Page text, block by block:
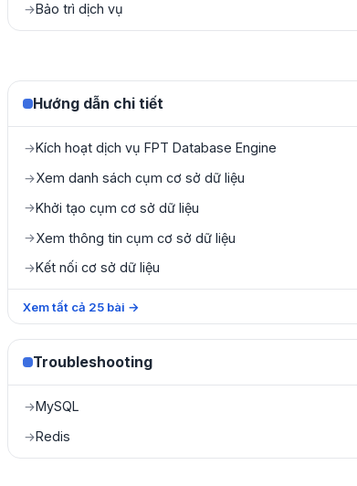
→Bảo trì dịch vụ
Hướng dẫn chi tiết
→Kích hoạt dịch vụ FPT Database Engine
→Xem danh sách cụm cơ sở dữ liệu
→Khởi tạo cụm cơ sở dữ liệu
→Xem thông tin cụm cơ sở dữ liệu
→Kết nối cơ sở dữ liệu
Xem tất cả 25 bài →
Troubleshooting
→MySQL
→Redis